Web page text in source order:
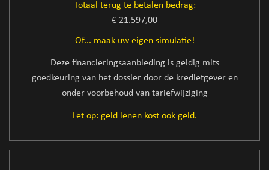
Totaal terug te betalen bedrag:
€ 21.597,00
Of... maak uw eigen simulatie!
Deze financieringsaanbieding is geldig mits
goedkeuring van het dossier door de kredietgever en
onder voorbehoud van tariefwijziging
Let op: geld lenen kost ook geld.